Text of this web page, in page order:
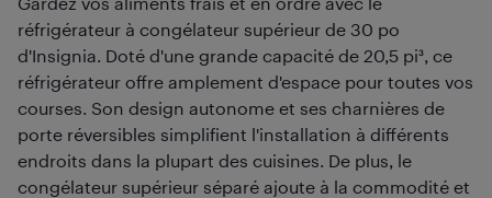
réfrigérateur à congélateur supérieur de 30 po
d'Insignia. Doté d'une grande capacité de 20,5 pi³, ce
réfrigérateur offre amplement d'espace pour toutes vos
courses. Son design autonome et ses charnières de
porte réversibles simplifient l'installation à différents
endroits dans la plupart des cuisines. De plus, le
congélateur supérieur séparé ajoute à la commodité et